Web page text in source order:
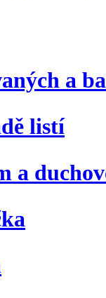
a
listí
a